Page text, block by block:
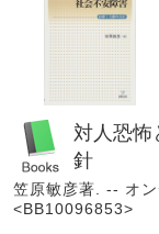
対人恐怖
針
笠原敏彦著. -- オ
<BB10096853>